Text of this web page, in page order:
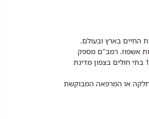
החיים בארץ ובעולם.
ממשלתי אקדמי, המסונף לפקולטה לרפואה של הטכניון ומונה כ- 1000 מיטות אשפוז. רמב"ם מספק
שירותי רפואה לכ-2,700,000 תושבים, צה"ל וכוחות הביטחון, ומשמש כבית חולים על אזורי עבור 12 בתי חולים בצפון מדינת
או המרפאה המבוקשת